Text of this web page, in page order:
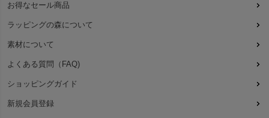
お得なセール商品
ラッピングの森について
素材について
よくある質問（FAQ)
ショッピングガイド
新規会員登録